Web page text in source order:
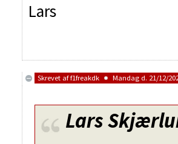
Lars
Skrevet aff1freakdk Mandag d. 21/12/
Lars